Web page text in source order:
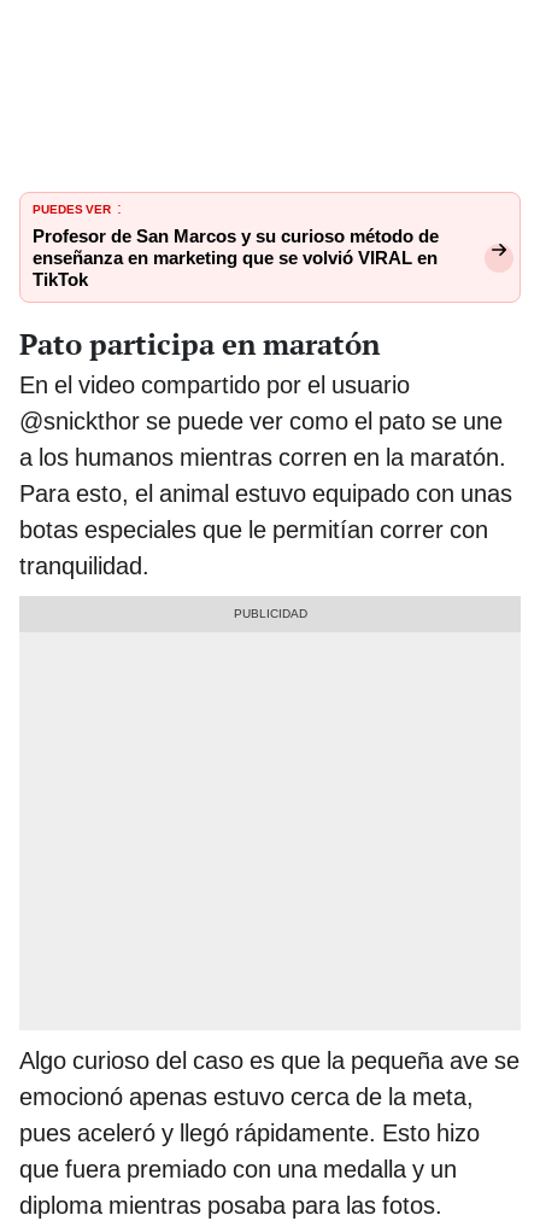
PUEDES VER :
Profesor de San Marcos y su curioso método de
enseñanza en marketing que se volvió VIRAL en
TikTok
Pato participa en maratón
En el video compartido por el usuario
@snickthor se puede ver como el pato se une
a los humanos mientras corren en la maratón.
Para esto, el animal estuvo equipado con unas
botas especiales que le permitían correr con
tranquilidad.
Algo curioso del caso es que la pequeña ave se
emocionó apenas estuvo cerca de la meta,
pues aceleró y llegó rápidamente. Esto hizo
que fuera premiado con una medalla y un
diploma mientras posaba para las fotos.